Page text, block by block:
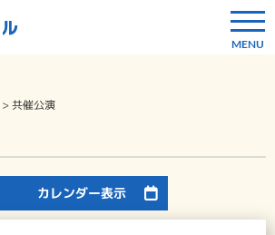
>共催公演
カレンダー表示